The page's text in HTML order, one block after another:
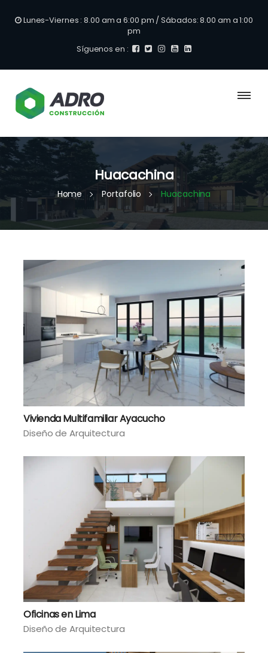
Lunes-Viernes : 8.00 am a 6:00 pm / Sábados: 8.00 am a 1:00
pm
Síguenos en :
Huacachina
Home Portafolio Huacachina
Vivienda Multifamiliar Ayacucho
Diseño de Arquitectura
Oficinas en Lima
Diseño de Arquitectura